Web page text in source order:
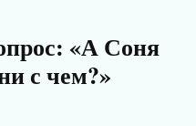
«А Соня
с чем?»